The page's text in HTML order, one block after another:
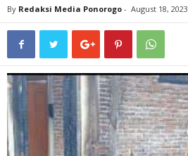
By Redaksi Media Ponorogo - August 18, 2023